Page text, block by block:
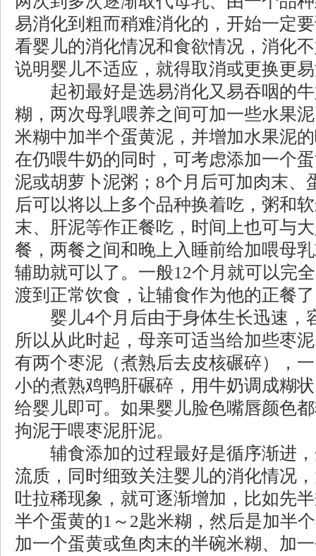
易消化到粗而稍难消化的，开始一定
看婴儿的消化情况和食欲情况，消化
说明婴儿不适应，就得取消或更换更
起初最好是选易消化又易吞咽的牛
糊，两次母乳喂养之间可加一些水果
米糊中加半个蛋黄泥，并增加水果泥
在仍喂牛奶的同时，可考虑添加一个
泥或胡萝卜泥粥；8个月后可加肉末、
后可以将以上多个品种换着吃，粥和
末、肝泥等作正餐吃，时间上也可与
餐，两餐之间和晚上入睡前给加喂母
辅助就可以了。一般12个月就可以完
渡到正常饮食，让辅食作为他的正餐
婴儿4个月后由于身体生长迅速，
所以从此时起，母亲可适当给加些枣
有两个枣泥（煮熟后去皮核碾碎），
小的煮熟鸡鸭肝碾碎，用牛奶调成糊
给婴儿即可。如果婴儿脸色嘴唇颜色
拘泥于喂枣泥肝泥。
辅食添加的过程最好是循序渐进，
流质，同时细致关注婴儿的消化情况
吐拉稀现象，就可逐渐增加，比如先
半个蛋黄的1～2匙米糊，然后是加半
加一个蛋黄或鱼肉末的半碗米糊、加